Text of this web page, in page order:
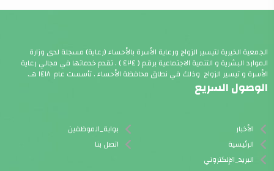
الجمعية الخيرية لتيسير الزواج ورعاية الأسرة بالأحساء (رعاية) مسجلة لدى وزارة
الموارد البشرية و التنمية الاجتماعية برقم ( ٤٢٤ ) . تقدم خدماتها في مجالي رعاية
الأسرة و تيسير الزواج وذلك في نطاق محافظة الأحساء . تأسست عام ١٤١٨ هـ.
الوصول السريع
الأخبار
الرئيسية
البريد_الإلكتروني
بوابة_الموظفين
اتصل بنا